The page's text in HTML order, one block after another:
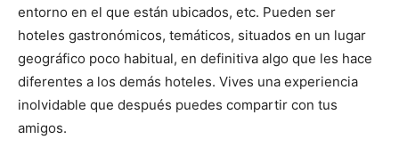
entorno en el que están ubicados, etc. Pueden ser
hoteles gastronómicos, temáticos, situados en un lugar
geográfico poco habitual, en definitiva algo que les hace
diferentes a los demás hoteles. Vives una experiencia
inolvidable que después puedes compartir con tus
amigos.